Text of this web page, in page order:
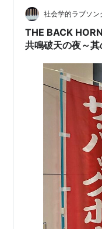
社会学的ラブソン
THE BACK
共鳴破天の夜～